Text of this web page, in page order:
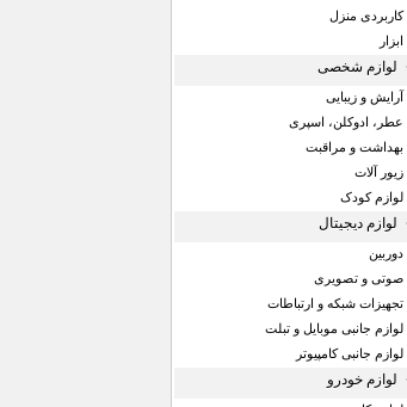
کاربردی منزل
ابزار
لوازم شخصی
آرایش و زیبایی
عطر، ادوکلن، اسپری
بهداشت و مراقبت
زیور آلات
لوازم کودک
لوازم دیجیتال
دوربین
صوتی و تصویری
تجهیزات شبکه و ارتباطات
لوازم جانبی موبایل و تبلت
لوازم جانبی کامپیوتر
لوازم خودرو